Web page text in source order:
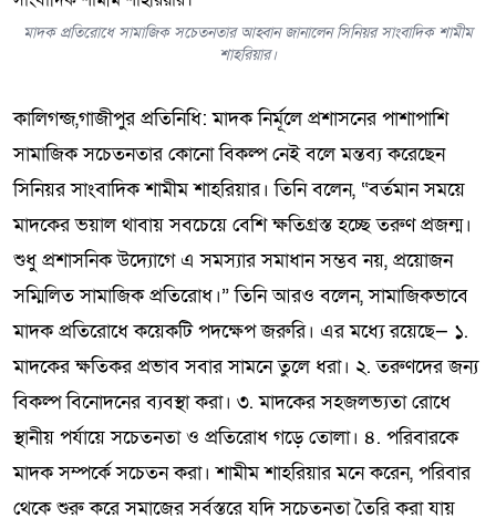
মাদক প্রতিরোধে সামাজিক সচেতনতার আহ্বান জানালেন সিনিয়র সাংবাদিক শামীম
শাহরিয়ার।
কালিগন্জ,গাজীপুর প্রতিনিধি: মাদক নির্মূলে প্রশাসনের পাশাপাশি
সামাজিক সচেতনতার কোনো বিকল্প নেই বলে মন্তব্য করেছেন
সিনিয়র সাংবাদিক শামীম শাহরিয়ার। তিনি বলেন, “বর্তমান সময়ে
মাদকের ভয়াল থাবায় সবচেয়ে বেশি ক্ষতিগ্রস্ত হচ্ছে তরুণ প্রজন্ম।
শুধু প্রশাসনিক উদ্যোগে এ সমস্যার সমাধান সম্ভব নয়, প্রয়োজন
সম্মিলিত সামাজিক প্রতিরোধ।” তিনি আরও বলেন, সামাজিকভাবে
মাদক প্রতিরোধে কয়েকটি পদক্ষেপ জরুরি। এর মধ্যে রয়েছে— ১.
মাদকের ক্ষতিকর প্রভাব সবার সামনে তুলে ধরা। ২. তরুণদের জন্য
বিকল্প বিনোদনের ব্যবস্থা করা। ৩. মাদকের সহজলভ্যতা রোধে
স্থানীয় পর্যায়ে সচেতনতা ও প্রতিরোধ গড়ে তোলা। ৪. পরিবারকে
মাদক সম্পর্কে সচেতন করা। শামীম শাহরিয়ার মনে করেন, পরিবার
থেকে শুরু করে সমাজের সর্বস্তরে যদি সচেতনতা তৈরি করা যায়